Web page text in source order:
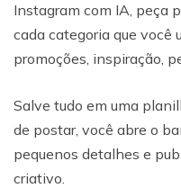
Instagram com IA, peça
cada categoria que você
promoções, inspiração,
Salve tudo em uma
de postar, você abre o
pequenos detalhes e
criativo.